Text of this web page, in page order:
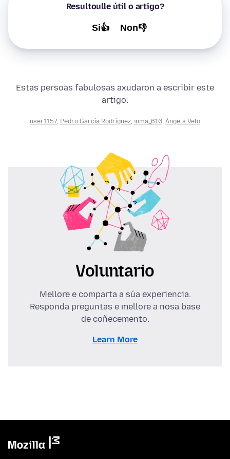
Resultoulle útil o artigo?
Si👍 Non👎
Estas persoas fabulosas axudaron a escribir este
artigo:
user1157, Pedro García Rodríguez, inma_610, Ángela Velo
Voluntario
Mellore e comparta a súa experiencia.
Responda preguntas e mellore a nosa base
de coñecemento.
Learn More